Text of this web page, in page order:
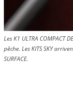
Les K1 ULTRA COMPACT
pêche. Les KITS SKY
SURFACE.